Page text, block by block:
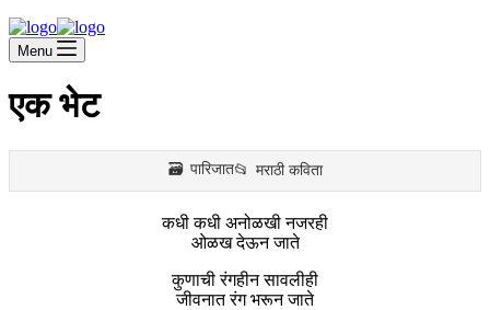
Menu
एक भेट
पारिजात मराठी कविता
कधी कधी अनोळखी नजरही
ओळख देऊन जाते
कुणाची रंगहीन सावलीही
जीवनात रंग भरून जाते